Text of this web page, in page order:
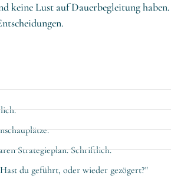
keine Lust auf Dauerbegleitung
Strategieplan. Schriftlich.
du geführt, oder wieder gezögert?"